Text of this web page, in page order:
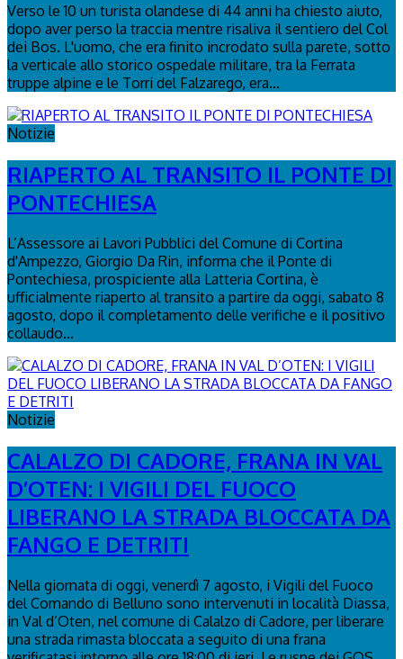
Verso le 10 un turista olandese di 44 anni ha chiesto aiuto,
dopo aver perso la traccia mentre risaliva il sentiero del Col
dei Bos. L'uomo, che era finito incrodato sulla parete, sotto
la verticale allo storico ospedale militare, tra la Ferrata
truppe alpine e le Torri del Falzarego, era...
Notizie
RIAPERTO AL TRANSITO IL PONTE DI
PONTECHIESA
L’Assessore ai Lavori Pubblici del Comune di Cortina
d'Ampezzo, Giorgio Da Rin, informa che il Ponte di
Pontechiesa, prospiciente alla Latteria Cortina, è
ufficialmente riaperto al transito a partire da oggi, sabato 8
agosto, dopo il completamento delle verifiche e il positivo
collaudo...
Notizie
CALALZO DI CADORE, FRANA IN VAL
D’OTEN: I VIGILI DEL FUOCO
LIBERANO LA STRADA BLOCCATA DA
FANGO E DETRITI
Nella giornata di oggi, venerdì 7 agosto, i Vigili del Fuoco
del Comando di Belluno sono intervenuti in località Diassa,
in Val d’Oten, nel comune di Calalzo di Cadore, per liberare
una strada rimasta bloccata a seguito di una frana